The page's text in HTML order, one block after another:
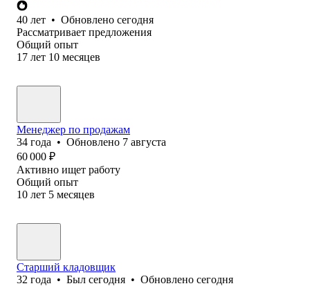
40 лет • Обновлено сегодня
Рассматривает предложения
Общий опыт
17 лет 10 месяцев
Менеджер по продажам
34 года • Обновлено 7 августа
60 000 ₽
Активно ищет работу
Общий опыт
10 лет 5 месяцев
Старший кладовщик
32 года • Был сегодня • Обновлено сегодня